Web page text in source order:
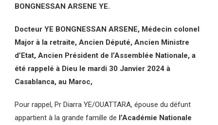
BONGNESSAN ARSENE YE.
Docteur YE BONGNESSAN ARSENE, Médecin colonel
Major à la retraite, Ancien Député, Ancien Ministre
d’Etat, Ancien Président de l’Assemblée Nationale, a
été rappelé à Dieu le mardi 30 Janvier 2024 à
Casablanca, au Maroc,
Pour rappel, Pr Diarra YE/OUATTARA, épouse du défunt
appartient à la grande famille de l’Académie Nationale